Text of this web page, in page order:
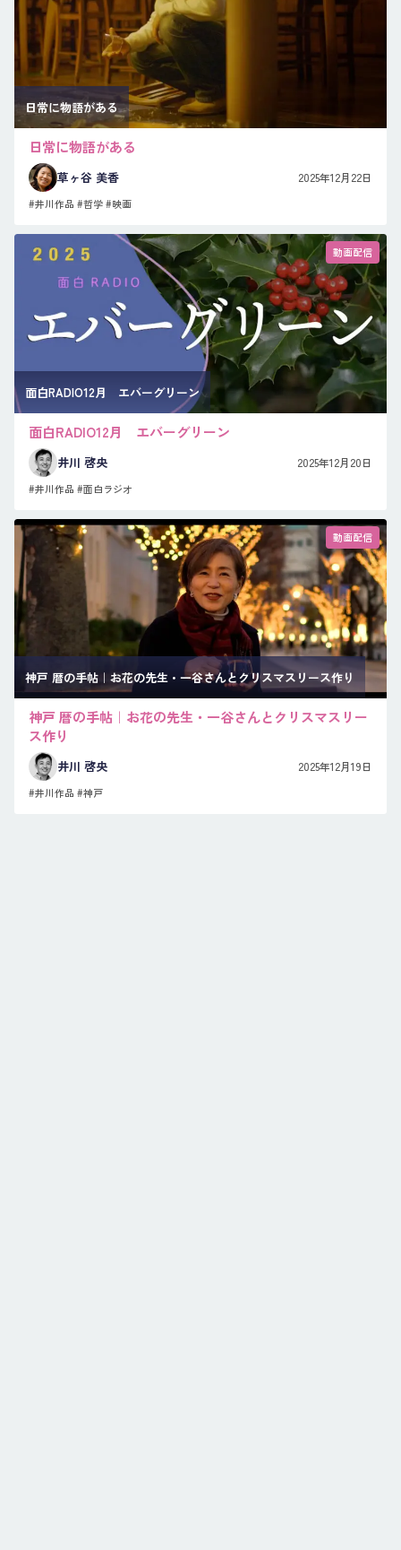
日常に物語がある
日常に物語がある
草ヶ谷 美香 2025年12月22日
#井川作品 #哲学#映画
動画配信
面白RADIO12月 エバーグリーン
面白RADIO12月 エバーグリーン
井川 啓央 2025年12月20日
#井川作品 #面白ラジオ
動画配信
神戸 暦の手帖｜お花の先生・一谷さんとクリスマスリース作り
神戸 暦の手帖｜お花の先生・一谷さんとクリスマスリー
ス作り
井川 啓央 2025年12月19日
#井川作品 #神戸